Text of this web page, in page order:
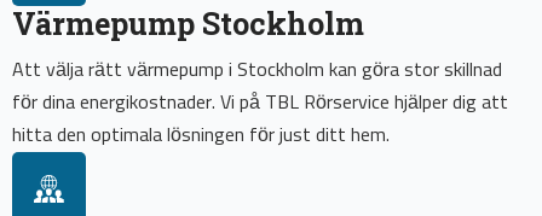
Värmepump Stockholm
Att välja rätt värmepump i Stockholm kan göra stor skillnad
för dina energikostnader. Vi på TBL Rörservice hjälper dig att
hitta den optimala lösningen för just ditt hem.